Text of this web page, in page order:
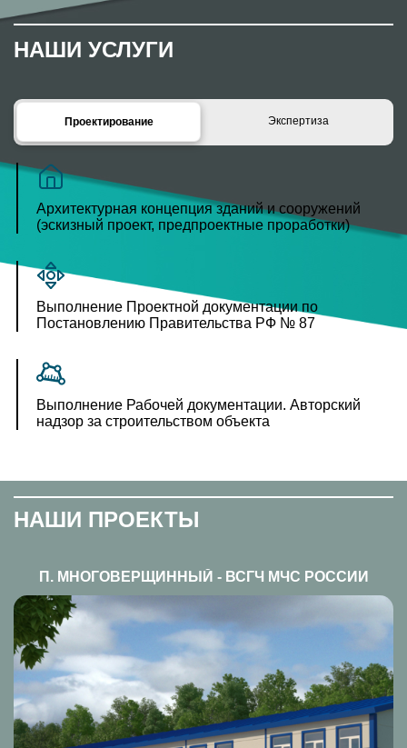
НАШИ УСЛУГИ
Проектирование Экспертиза
Архитектурная концепция зданий и сооружений
(эскизный проект, предпроектные проработки)
Выполнение Проектной документации по
Постановлению Правительства РФ № 87
Выполнение Рабочей документации. Авторский
надзор за строительством объекта
НАШИ ПРОЕКТЫ
П. МНОГОВЕРЩИННЫЙ - ВСГЧ МЧС РОССИИ